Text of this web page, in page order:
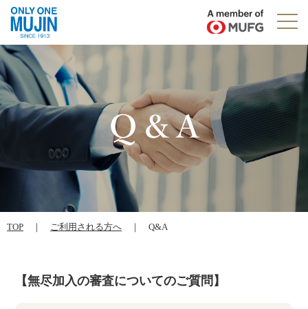
TOP ｜ ご利用される方へ ｜ Q&A
【無尽加入の審査についてのご質問】